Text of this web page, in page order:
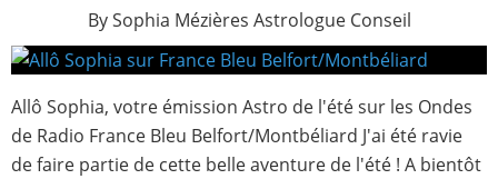
By Sophia Mézières Astrologue Conseil
Allô Sophia, votre émission Astro de l'été sur les Ondes
de Radio France Bleu Belfort/Montbéliard J'ai été ravie
de faire partie de cette belle aventure de l'été ! A bientôt